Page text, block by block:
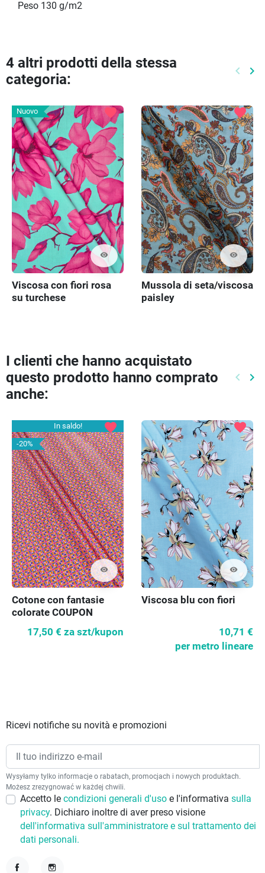
Peso 130 g/m2
4 altri prodotti della stessa
categoria:
keyboard_arrow_left keyboard_arrow_right
Nuovo
visibility
favorite
Viscosa con fiori rosa
su turchese
visibility
favorite
Mussola di seta/viscosa
paisley
I clienti che hanno acquistato
questo prodotto hanno comprato
anche:
keyboard_arrow_left keyboard_arrow_right
In saldo!
-20%
visibility
favorite
Cotone con fantasie
colorate COUPON
17,50 € za szt/kupon
visibility
favorite
Viscosa blu con fiori
10,71 €
per metro lineare
Ricevi notifiche su novità e promozioni
Wysyłamy tylko informacje o rabatach, promocjach i nowych produktach.
Możesz zrezygnować w każdej chwili.
Accetto le condizioni generali d'uso e l'informativa sulla
privacy. Dichiaro inoltre di aver preso visione
dell'informativa sull'amministratore e sul trattamento dei
dati personali.